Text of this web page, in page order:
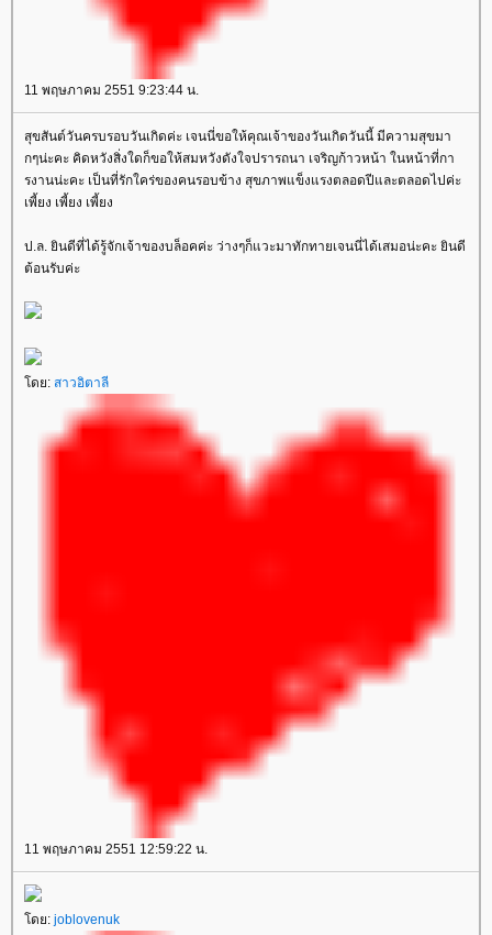
11 พฤษภาคม 2551 9:23:44 น.
สุขสันต์วันครบรอบวันเกิดค่ะ เจนนี่ขอให้คุณเจ้าของวันเกิดวันนี้ มีความสุขมา
กๆน่ะคะ คิดหวังสิ่งใดก็ขอให้สมหวังดังใจปรารถนา เจริญก้าวหน้า ในหน้าที่กา
รงานน่ะคะ เป็นที่รักใคร่ของคนรอบข้าง สุขภาพแข็งแรงตลอดปีและตลอดไปค่ะ
เพี้ยง เพี้ยง เพี้ยง
ป.ล. ยินดีที่ได้รู้จักเจ้าของบล็อคค่ะ ว่างๆก็แวะมาทักทายเจนนี่ได้เสมอน่ะคะ ยินดี
ต้อนรับค่ะ
โดย: สาวอิตาลี
11 พฤษภาคม 2551 12:59:22 น.
โดย: joblovenuk